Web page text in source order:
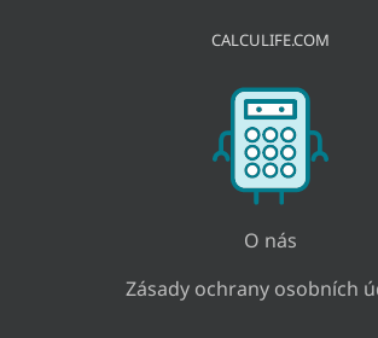
CALCULIFE.COM
O nás
Zásady ochrany osobních